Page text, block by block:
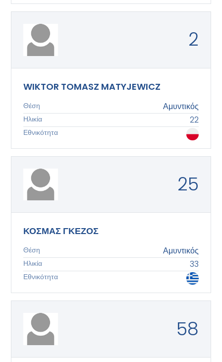
2
WIKTOR TOMASZ MATYJEWICZ
Θέση Αμυντικός
Ηλικία 22
Εθνικότητα
25
ΚΟΣΜΑΣ ΓΚΕΖΟΣ
Θέση Αμυντικός
Ηλικία 33
Εθνικότητα
58